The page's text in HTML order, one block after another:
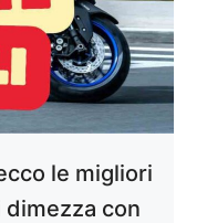
le migliori
con